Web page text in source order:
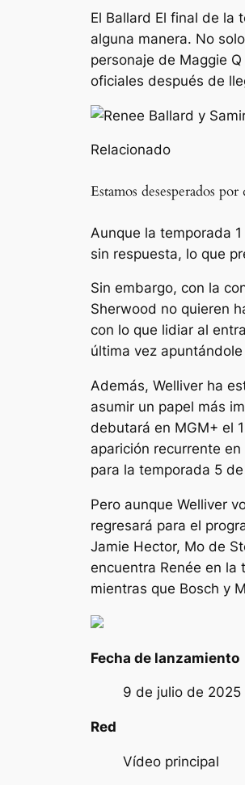
El Ballard El final de la
alguna manera. No
personaje de Maggie
oficiales después de
Relacionado
Estamos desesperados
Aunque la temporada
sin respuesta, lo que
Sin embargo, con la
Sherwood no quieren
con lo que lidiar al
última vez
Además, Welliver ha
asumir un papel más
debutará en MGM+ el
aparición recurrente en
para la temporada 5
Pero aunque Welliver
regresará para el
Jamie Hector, Mo de
encuentra Renée en la
mientras que Bosch y
Fecha de lanzamiento
9 de julio de 2025
Red
Vídeo principal